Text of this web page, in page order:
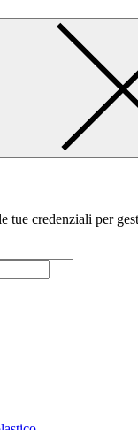
tue credenziali per